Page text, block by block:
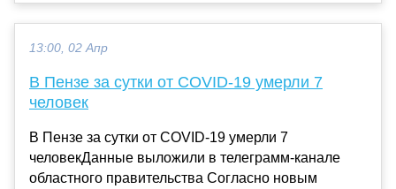
13:00, 02 Апр
В Пензе за сутки от COVID-19 умерли 7
человек
В Пензе за сутки от COVID-19 умерли 7
человекДанные выложили в телеграмм-канале
областного правительства Согласно новым